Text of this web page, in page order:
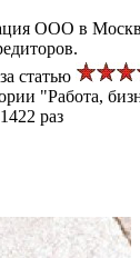
ООО в
статью
"Работа,
раз